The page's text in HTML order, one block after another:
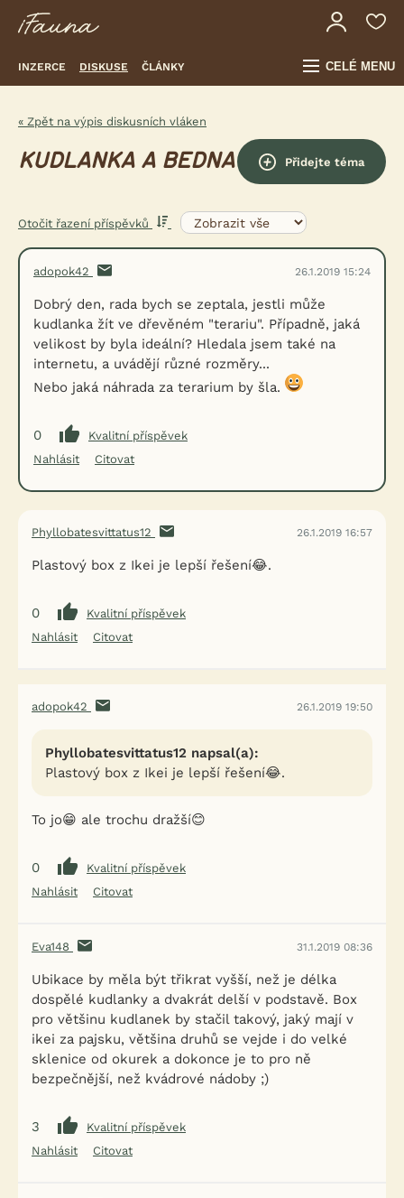
INZERCE DISKUSE ČLÁNKY CELÉ MENU
« Zpět na výpis diskusních vláken
KUDLANKA A BEDNA Přidejte téma
Otočit řazení příspěvků
adopok42 26.1.2019 15:24
Dobrý den, rada bych se zeptala, jestli může
kudlanka žít ve dřevěném "terariu". Případně, jaká
velikost by byla ideální? Hledala jsem také na
internetu, a uvádějí různé rozměry...
Nebo jaká náhrada za terarium by šla.
0
Kvalitní příspěvek
Nahlásit
Citovat
Phyllobatesvittatus12 26.1.2019 16:57
Plastový box z Ikei je lepší řešení😂.
0
Kvalitní příspěvek
Nahlásit
Citovat
adopok42 26.1.2019 19:50
Phyllobatesvittatus12 napsal(a):
Plastový box z Ikei je lepší řešení😂.
To jo😁 ale trochu dražší😊
0
Kvalitní příspěvek
Nahlásit
Citovat
Eva148 31.1.2019 08:36
Ubikace by měla být třikrat vyšší, než je délka
dospělé kudlanky a dvakrát delší v podstavě. Box
pro většinu kudlanek by stačil takový, jaký mají v
ikei za pajsku, většina druhů se vejde i do velké
sklenice od okurek a dokonce je to pro ně
bezpečnější, než kvádrové nádoby ;)
3
Kvalitní příspěvek
Nahlásit
Citovat